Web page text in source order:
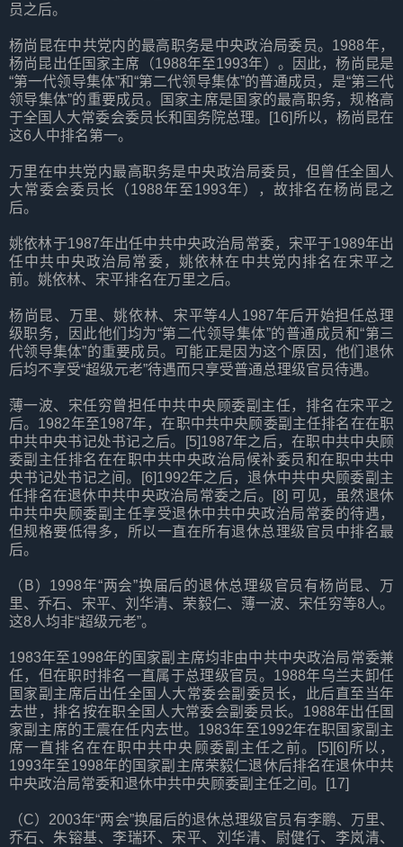
员之后。
杨尚昆在中共党内的最高职务是中央政治局委员。1988年，
杨尚昆出任国家主席（1988年至1993年）。因此，杨尚昆是
“第一代领导集体”和“第二代领导集体”的普通成员，是“第三代
领导集体”的重要成员。国家主席是国家的最高职务，规格高
于全国人大常委会委员长和国务院总理。[16]所以，杨尚昆在
这6人中排名第一。
万里在中共党内最高职务是中央政治局委员，但曾任全国人
大常委会委员长（1988年至1993年），故排名在杨尚昆之
后。
姚依林于1987年出任中共中央政治局常委，宋平于1989年出
任中共中央政治局常委，姚依林在中共党内排名在宋平之
前。姚依林、宋平排名在万里之后。
杨尚昆、万里、姚依林、宋平等4人1987年后开始担任总理
级职务，因此他们均为“第二代领导集体”的普通成员和“第三
代领导集体”的重要成员。可能正是因为这个原因，他们退休
后均不享受“超级元老”待遇而只享受普通总理级官员待遇。
薄一波、宋任穷曾担任中共中央顾委副主任，排名在宋平之
后。1982年至1987年，在职中共中央顾委副主任排名在在职
中共中央书记处书记之后。[5]1987年之后，在职中共中央顾
委副主任排名在在职中共中央政治局候补委员和在职中共中
央书记处书记之间。[6]1992年之后，退休中共中央顾委副主
任排名在退休中共中央政治局常委之后。[8] 可见，虽然退休
中共中央顾委副主任享受退休中共中央政治局常委的待遇，
但规格要低得多，所以一直在所有退休总理级官员中排名最
后。
（B）1998年“两会”换届后的退休总理级官员有杨尚昆、万
里、乔石、宋平、刘华清、荣毅仁、薄一波、宋任穷等8人。
这8人均非“超级元老”。
1983年至1998年的国家副主席均非由中共中央政治局常委兼
任，但在职时排名一直属于总理级官员。1988年乌兰夫卸任
国家副主席后出任全国人大常委会副委员长，此后直至当年
去世，排名按在职全国人大常委会副委员长。1988年出任国
家副主席的王震在任内去世。1983年至1992年在职国家副主
席一直排名在在职中共中央顾委副主任之前。[5][6]所以，
1993年至1998年的国家副主席荣毅仁退休后排名在退休中共
中央政治局常委和退休中共中央顾委副主任之间。[17]
（C）2003年“两会”换届后的退休总理级官员有李鹏、万里、
乔石、朱镕基、李瑞环、宋平、刘华清、尉健行、李岚清、